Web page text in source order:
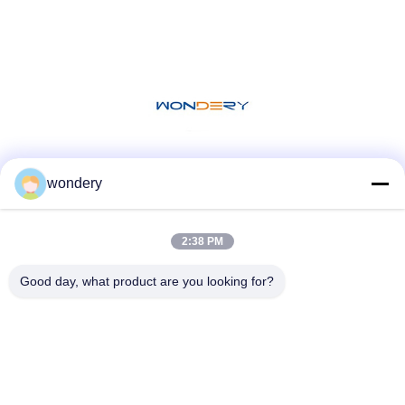
wondery
2:38 PM
Good day, what product are you looking for?